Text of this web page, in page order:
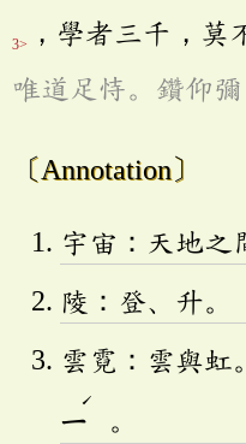
3> ，學者三千，莫
唯道足恃。鑽仰彌
〔Annotation〕
宇宙：天地之
陵：登、升。
雲霓：雲與虹
ㄧ
ˊ
。